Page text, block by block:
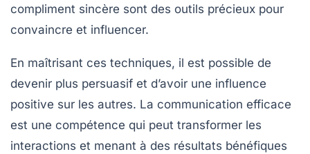
compliment sincère sont des outils précieux pour
convaincre et influencer.
En maîtrisant ces techniques, il est possible de
devenir plus persuasif et d’avoir une influence
positive sur les autres. La communication efficace
est une compétence qui peut transformer les
interactions et menant à des résultats bénéfiques